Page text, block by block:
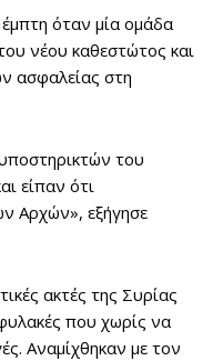
όταν μία ομάδα
νέου καθεστώτος και
ασφαλείας στη
του
είπαν ότι
Αρχών», εξήγησε
ακτές της Συρίας
που χωρίς να
Αναμίχθηκαν με τον